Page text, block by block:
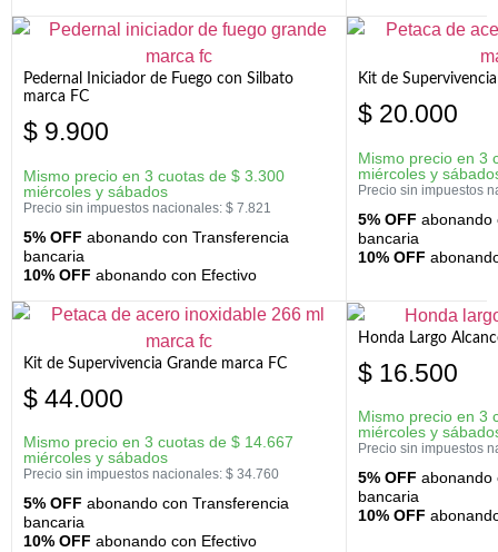
Pedernal Iniciador de Fuego con Silbato
marca FC
$ 9.900
Mismo precio en 3 cuotas de $ 3.300
miércoles y sábados
Precio sin impuestos nacionales: $ 7.821
5% OFF abonando con Transferencia
bancaria
10% OFF abonando con Efectivo
Kit de
$ 20.000
Mismo precio en 3
miércoles y
Precio sin impuestos
5% OFF abonando
bancaria
10% OFF
Kit de Supervivencia Grande marca FC
$ 44.000
Mismo precio en 3 cuotas de $ 14.667
miércoles y sábados
Precio sin impuestos nacionales: $ 34.760
5% OFF abonando con Transferencia
bancaria
10% OFF abonando con Efectivo
Honda Largo
$ 16.500
Mismo precio en 3
miércoles y
Precio sin impuestos
5% OFF abonando
bancaria
10% OFF